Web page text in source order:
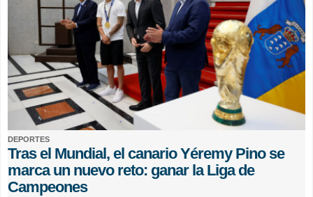
DEPORTES
Tras el Mundial, el canario Yéremy Pino se
marca un nuevo reto: ganar la Liga de
Campeones